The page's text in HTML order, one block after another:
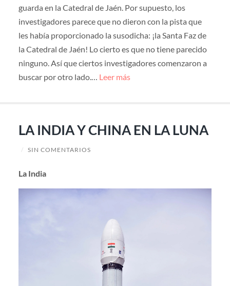
guarda en la Catedral de Jaén. Por supuesto, los
investigadores parece que no dieron con la pista que
les había proporcionado la susodicha: ¡la Santa Faz de
la Catedral de Jaén! Lo cierto es que no tiene parecido
ninguno. Así que ciertos investigadores comenzaron a
buscar por otro lado.… Leer más
LA INDIA Y CHINA EN LA LUNA
/ SIN COMENTARIOS
La India